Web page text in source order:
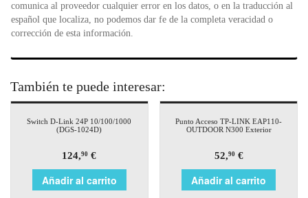
comunica al proveedor cualquier error en los datos, o en la traducción al
español que localiza, no podemos dar fe de la completa veracidad o
corrección de esta información.
También te puede interesar:
Switch D-Link 24P 10/100/1000
(DGS-1024D)
124,90 €
Añadir al carrito
Punto Acceso TP-LINK EAP110-
OUTDOOR N300 Exterior
52,90€
Añadir al carrito